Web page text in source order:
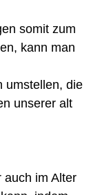
somit zum
kann man
umstellen, die
unserer alt
auch im Alter